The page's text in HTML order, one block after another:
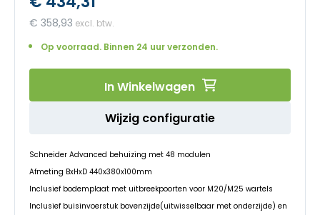
€ 358,93
Op voorraad. Binnen 24 uur verzonden.
Wijzig configuratie
In Winkelwagen
Schneider Advanced behuizing met 48 modulen
Afmeting BxHxD 440x380x100mm
Inclusief bodemplaat met uitbreekpoorten voor M20/M25 wartels
Inclusief buisinvoerstuk bovenzijde(uitwisselbaar met onderzijde) en
afbeeldingen-